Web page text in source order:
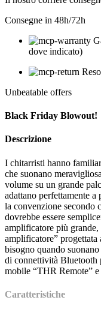
Consegne in 48h/72h
dove indicato)
Unbeatable offers
Black Friday Blowout!
Descrizione
I chitarristi hanno
che suonano
volume su un grande
adattano perfettamente
la convenzione secondo
dovrebbe essere
amplificatore più
amplificatore”
bisogno quando
di connettività Bluetooth
mobile “THR Remote”
Caratteristiche